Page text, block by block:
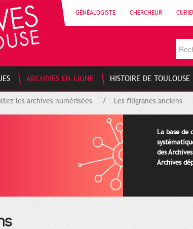
GÉNÉALOGISTE CHERCHEUR
ARCHIVES EN LIGNE HISTOIRE DE TOULOUSE
les archives numérisées Les filigranes anciens
La base de
des
Archives